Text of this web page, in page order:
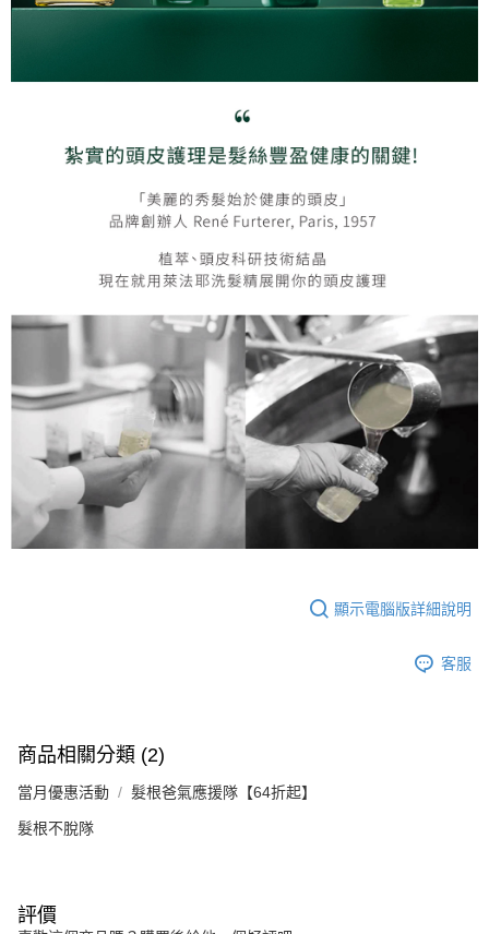
顯示電腦版詳細說明
客服
商品相關分類 (2)
當月優惠活動 髮根爸氣應援隊【64折起】
髮根不脫隊
評價